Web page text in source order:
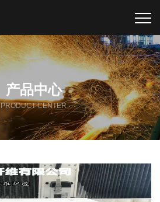
产品中心
PRODUCT CENTER